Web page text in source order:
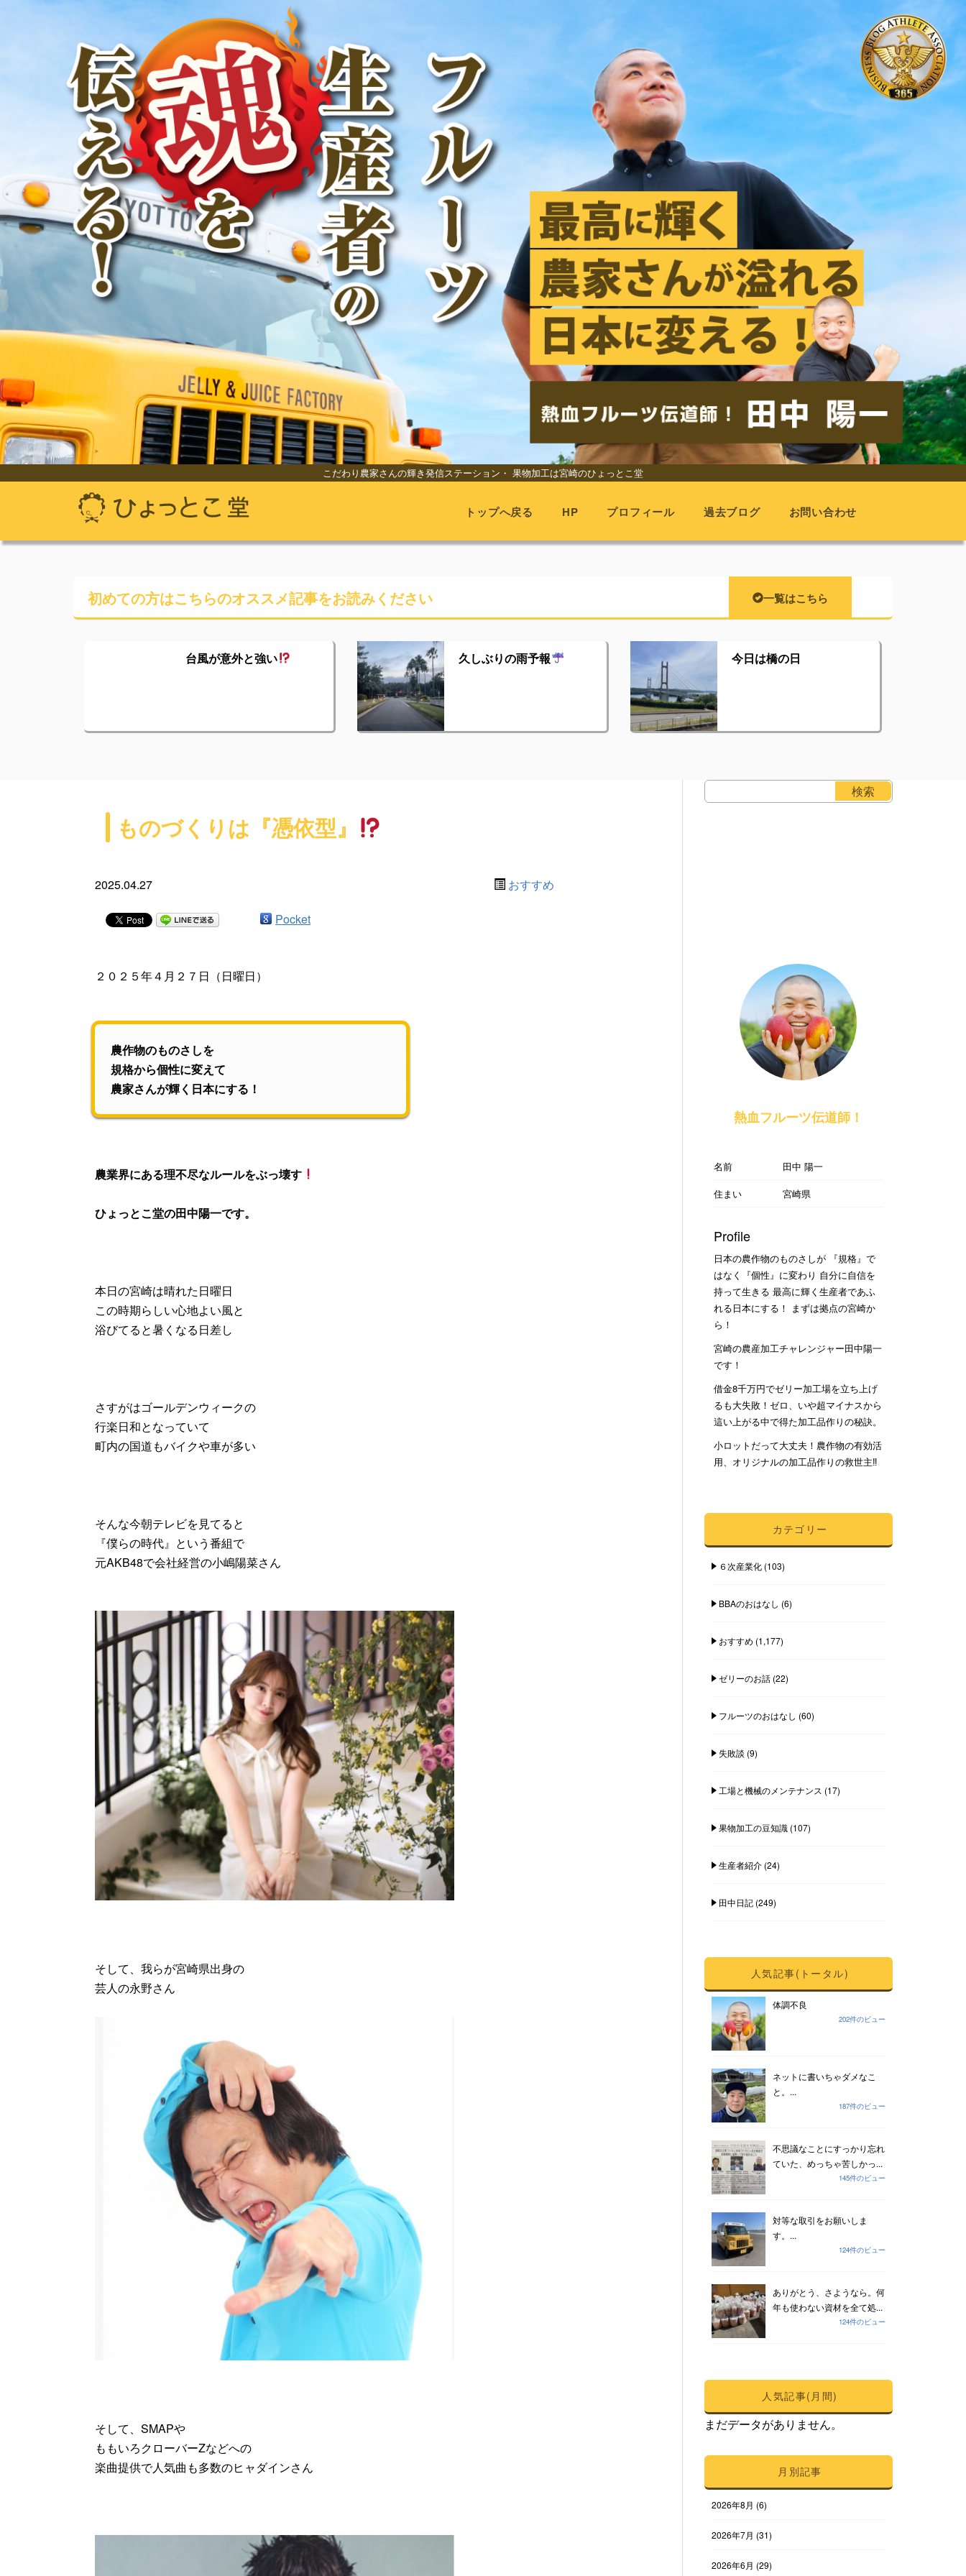
こだわり農家さんの輝き発信ステーション・ 果物加工は宮崎のひょっとこ堂
トップへ戻る HP プロフィール 過去ブログ お問い合わせ
初めての方はこちらのオススメ記事をお読みください 一覧はこちら
台風が意外と強い 久しぶりの雨予報 今日は橋の日
ものづくりは『憑依型』
2025.04.27 おすすめ
Pocket
２０２５年４月２７日（日曜日）
農作物のものさしを
規格から個性に変えて
農家さんが輝く日本にする！
農業界にある理不尽なルールをぶっ壊す
ひょっとこ堂の田中陽一です。
本日の宮崎は晴れた日曜日
この時期らしい心地よい風と
浴びてると暑くなる日差し
さすがはゴールデンウィークの
行楽日和となっていて
町内の国道もバイクや車が多い
そんな今朝テレビを見てると
『僕らの時代』という番組で
元AKB48で会社経営の小嶋陽菜さん
そして、我らが宮崎県出身の
芸人の永野さん
そして、SMAPや
ももいろクローバーZなどへの
楽曲提供で人気曲も多数のヒャダインさん
熱血フルーツ伝道師！
名前
田中 陽一
住まい
宮崎県
Profile
日本の農作物のものさしが 『規格』で
はなく『個性』に変わり 自分に自信を
持って生きる 最高に輝く生産者であふ
れる日本にする！ まずは拠点の宮崎か
ら！
宮崎の農産加工チャレンジャー田中陽一
です！
借金8千万円でゼリー加工場を立ち上げ
るも大失敗！ゼロ、いや超マイナスから
這い上がる中で得た加工品作りの秘訣。
小ロットだって大丈夫！農作物の有効活
用、オリジナルの加工品作りの救世主‼︎
カテゴリー
６次産業化(103)
BBAのおはなし (6)
おすすめ (1,177)
ゼリーのお話(22)
フルーツのおはなし (60)
失敗談 (9)
工場と機械のメンテナンス (17)
果物加工の豆知識(107)
生産者紹介(24)
田中日記(249)
人気記事(トータル)
体調不良
202件のビュー
ネットに書いちゃダメなこ
と。...
187件のビュー
不思議なことにすっかり忘れ
ていた、めっちゃ苦しかっ...
145件のビュー
対等な取引をお願いしま
す。...
124件のビュー
ありがとう、さようなら。何
年も使わない資材を全て処...
124件のビュー
人気記事(月間)
まだデータがありません。
月別記事
2026年8月 (6)
2026年7月 (31)
2026年6月 (29)